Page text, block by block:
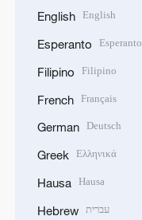
English English
Esperanto Esperanto
Filipino Filipino
French Français
German Deutsch
Greek Ελληνικά
Hausa Hausa
Hebrew עברית